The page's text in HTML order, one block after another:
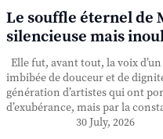
Le souffle éternel de
silencieuse mais
Elle fut, avant tout, la voix
imbibée de douceur et de
génération d’artistes qui ont
d’exubérance, mais par la
30 July, 2026